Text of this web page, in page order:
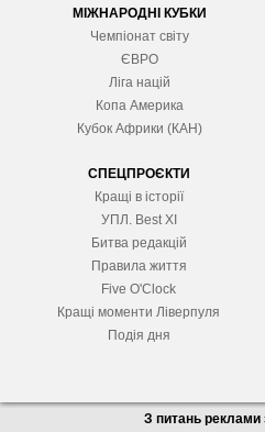
МІЖНАРОДНІ КУБКИ
Чемпіонат світу
ЄВРО
Ліга націй
Копа Америка
Кубок Африки (КАН)
СПЕЦПРОЄКТИ
Кращі в історії
УПЛ. Best XІ
Битва редакцій
Правила життя
Five O'Clock
Кращі моменти Ліверпуля
Подія дня
З питань реклами